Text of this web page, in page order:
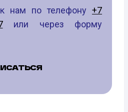
нам по телефону +7
или через форму